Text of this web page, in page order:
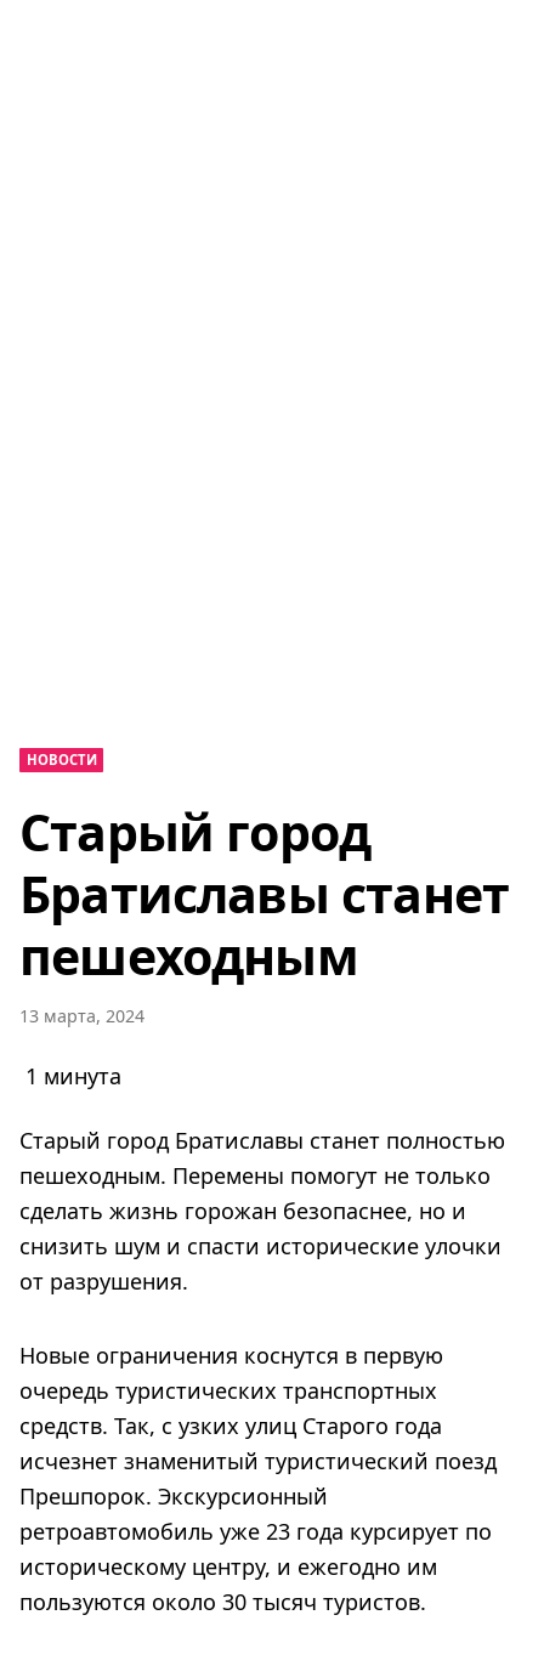
НОВОСТИ
Старый город
Братиславы станет
пешеходным
13 марта, 2024
1 минута
Старый город Братиславы станет полностью
пешеходным. Перемены помогут не только
сделать жизнь горожан безопаснее, но и
снизить шум и спасти исторические улочки
от разрушения.
Новые ограничения коснутся в первую
очередь туристических транспортных
средств. Так, с узких улиц Старого года
исчезнет знаменитый туристический поезд
Прешпорок. Экскурсионный
ретроавтомобиль уже 23 года курсирует по
историческому центру, и ежегодно им
пользуются около 30 тысяч туристов.